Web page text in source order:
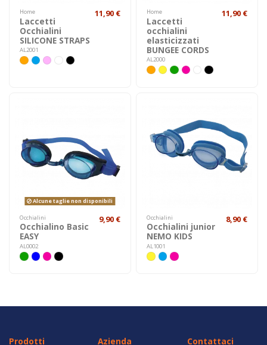
Home
Laccetti
Occhialini
SILICONE STRAPS
AL2001
11,90 € Home
Laccetti
occhialini
elasticizzati
BUNGEE CORDS
AL2000
11,90 €
Alcune taglie non disponibili
Occhialini
Occhialino Basic
EASY
AL0002
9,90 € Occhialini
Occhialini junior
NEMO KIDS
AL1001
8,90 €
Prodotti Azienda Contattaci